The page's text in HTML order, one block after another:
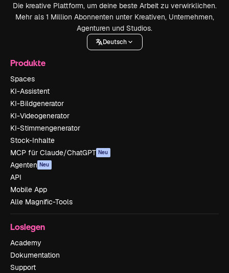
Die kreative Plattform, um deine beste Arbeit zu verwirklichen.
Mehr als 1 Million Abonnenten unter Kreativen, Unternehmen,
Agenturen und Studios.
Deutsch
Produkte
Spaces
KI-Assistent
KI-Bildgenerator
KI-Videogenerator
KI-Stimmengenerator
Stock-Inhalte
MCP für Claude/ChatGPT Neu
Agenten Neu
API
Mobile App
Alle Magnific-Tools
Loslegen
Academy
Dokumentation
Support